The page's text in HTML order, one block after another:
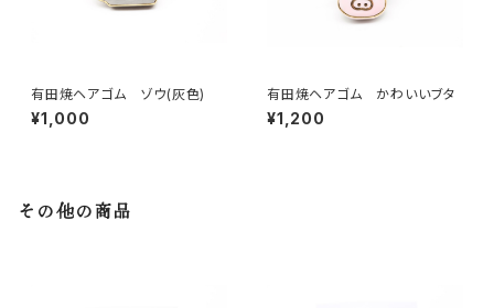
有田焼ヘアゴム ゾウ(灰色)
¥1,000
有田焼ヘアゴム かわいいブタ
¥1,200
その他の商品